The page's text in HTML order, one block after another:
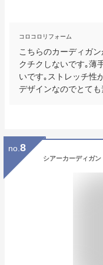
コロコロリフォーム
こちらのカーディガ
クチクしないです｡薄
いです｡ストレッチ性
デザインなのでとても
no. 8